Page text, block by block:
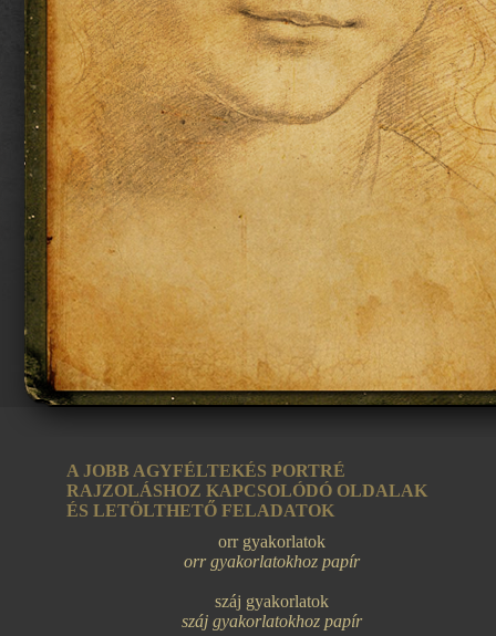
A JOBB AGYFÉLTEKÉS PORTRÉ
RAJZOLÁSHOZ KAPCSOLÓDÓ OLDALAK
ÉS LETÖLTHETŐ FELADATOK
orr gyakorlatok
orr gyakorlatokhoz papír
száj gyakorlatok
száj gyakorlatokhoz papír